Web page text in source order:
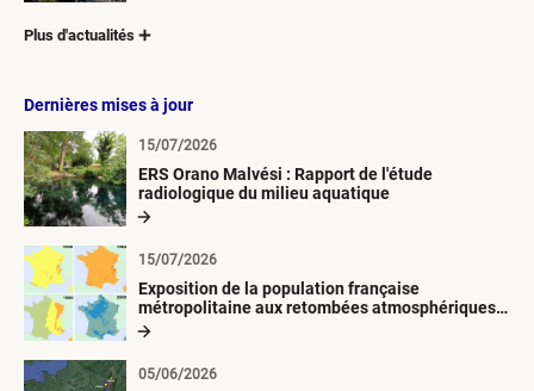
Plus d'actualités
Dernières mises à jour
ERS Orano Malvési : Rapport de l'étude
radiologique du milieu aquatique
15/07/2026
Exposition de la population française
métropolitaine aux retombées atmosphériques
radioactives depuis 1945
15/07/2026
05/06/2026